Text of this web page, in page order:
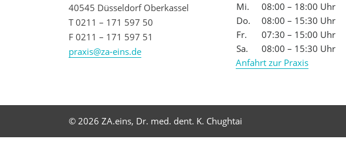
40545 Düsseldorf Oberkassel
T 0211 – 171 597 50
F 0211 – 171 597 51
praxis@za-eins.de
Mi.
08:00 – 18:00 Uhr
Do.
08:00 – 15:30 Uhr
Fr.
07:30 – 15:00 Uhr
Sa.
08:00 – 15:30 Uhr
Anfahrt zur Praxis
© 2026 ZA.eins, Dr. med. dent. K. Chughtai